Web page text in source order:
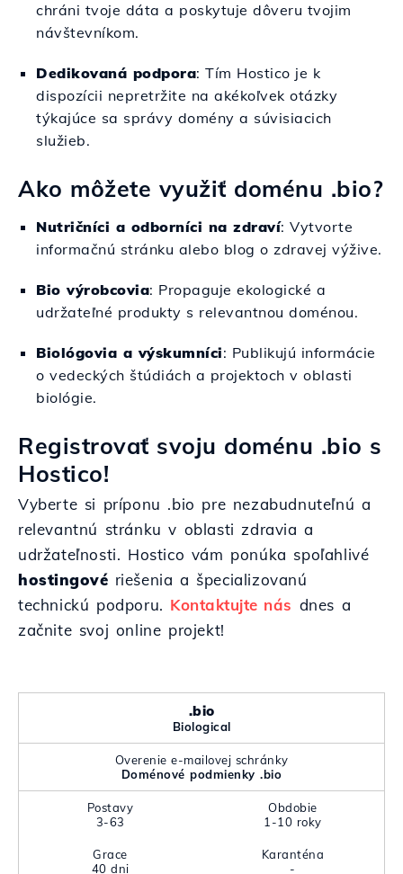
chráni tvoje dáta a poskytuje dôveru tvojim
návštevníkom.
Dedikovaná podpora: Tím Hostico je k
dispozícii nepretržite na akékoľvek otázky
týkajúce sa správy domény a súvisiacich
služieb.
Ako môžete využiť doménu .bio?
Nutričníci a odborníci na zdraví: Vytvorte
informačnú stránku alebo blog o zdravej výžive.
Bio výrobcovia: Propaguje ekologické a
udržateľné produkty s relevantnou doménou.
Biológovia a výskumníci: Publikujú informácie
o vedeckých štúdiách a projektoch v oblasti
biológie.
Registrovať svoju doménu .bio s
Hostico!
Vyberte si príponu .bio pre nezabudnuteľnú a
relevantnú stránku v oblasti zdravia a
udržateľnosti. Hostico vám ponúka spoľahlivé
hostingové riešenia a špecializovanú
technickú podporu. Kontaktujte nás dnes a
začnite svoj online projekt!
.bio
Biological
Overenie e-mailovej schránky
Doménové podmienky .bio
Postavy
3-63
Obdobie
1-10 roky
Grace
40 dni
Karanténa
-